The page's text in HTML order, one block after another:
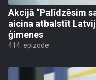
Akcijā “Palīdzēsim
aicina atbalstīt
ģimenes
414. epizode